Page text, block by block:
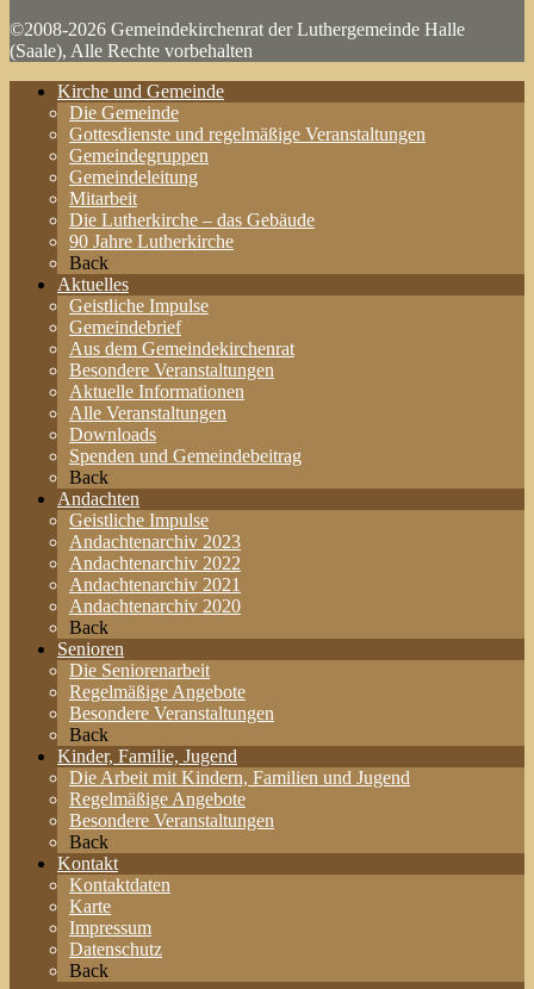
©2008-2026 Gemeindekirchenrat der Luthergemeinde Halle
(Saale), Alle Rechte vorbehalten
Kirche und Gemeinde
Die Gemeinde
Gottesdienste und regelmäßige Veranstaltungen
Gemeindegruppen
Gemeindeleitung
Mitarbeit
Die Lutherkirche – das Gebäude
90 Jahre Lutherkirche
Back
Aktuelles
Geistliche Impulse
Gemeindebrief
Aus dem Gemeindekirchenrat
Besondere Veranstaltungen
Aktuelle Informationen
Alle Veranstaltungen
Downloads
Spenden und Gemeindebeitrag
Back
Andachten
Geistliche Impulse
Andachtenarchiv 2023
Andachtenarchiv 2022
Andachtenarchiv 2021
Andachtenarchiv 2020
Back
Senioren
Die Seniorenarbeit
Regelmäßige Angebote
Besondere Veranstaltungen
Back
Kinder, Familie, Jugend
Die Arbeit mit Kindern, Familien und Jugend
Regelmäßige Angebote
Besondere Veranstaltungen
Back
Kontakt
Kontaktdaten
Karte
Impressum
Datenschutz
Back